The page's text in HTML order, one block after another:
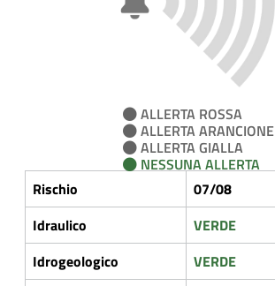
ALLERTA ROSSA
ALLERTA ARANCIONE
ALLERTA GIALLA
NESSUNA ALLERTA
Rischio
07/08
Idraulico
VERDE
Idrogeologico
VERDE